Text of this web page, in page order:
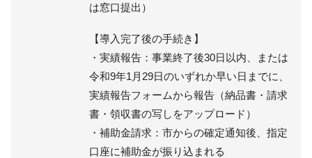
は窓口提出）
【導入完了後の手続き】
・実績報告：事業終了後30日以内、または
令和9年1月29日のいずれか早い日までに、
実績報告フォームから報告（納品書・請求
書・領収書の写しをアップロード）
・補助金請求：市からの確定通知後、指定
口座に補助金が振り込まれる